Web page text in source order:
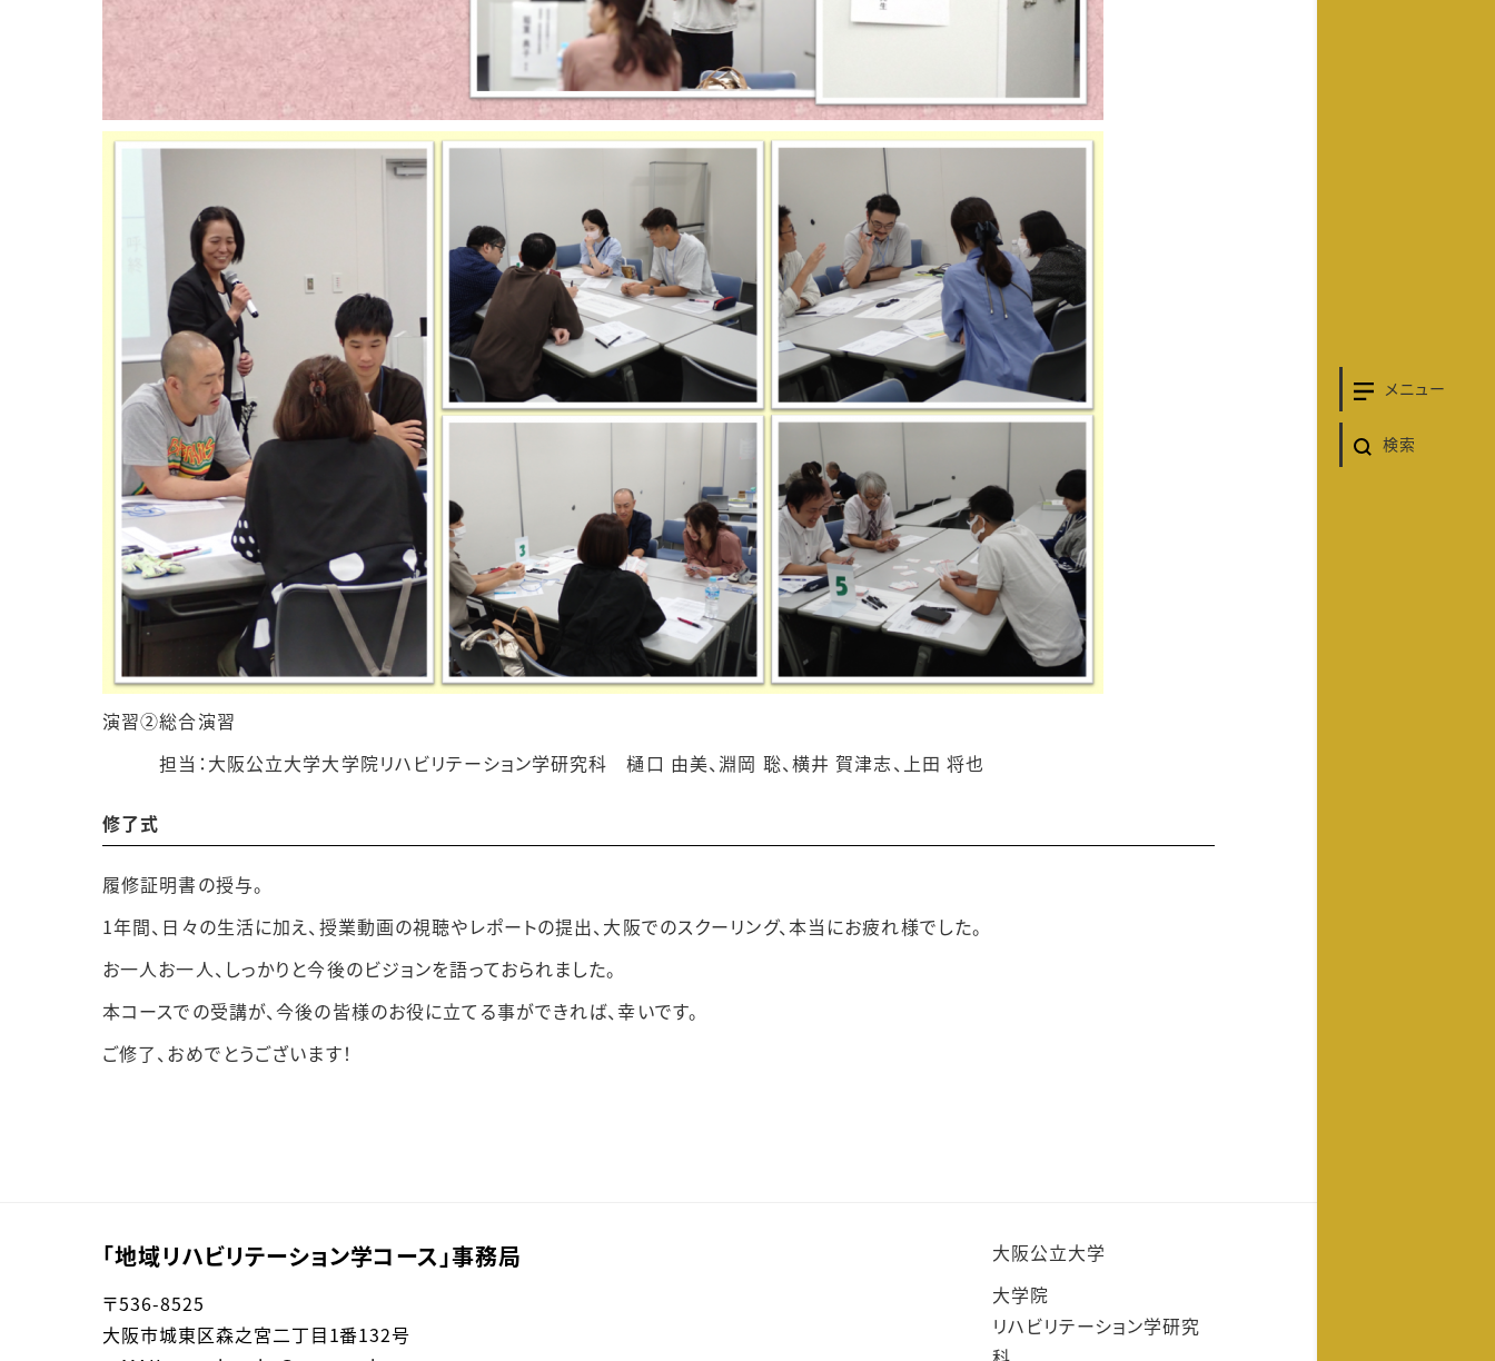
メニュー
検索
演習②総合演習
担当：大阪公立大学大学院リハビリテーション学研究科 樋口 由美、淵岡 聡、横井 賀津志、上田 将也
修了式
履修証明書の授与。
1年間、日々の生活に加え、授業動画の視聴やレポートの提出、大阪でのスクーリング、本当にお疲れ様でした。
お一人お一人、しっかりと今後のビジョンを語っておられました。
本コースでの受講が、今後の皆様のお役に立てる事ができれば、幸いです。
ご修了、おめでとうございます！
「地域リハビリテーション学コース」事務局
〒536-8525
大阪市城東区森之宮二丁目1番132号
大阪公立大学
大学院
リハビリテーション学研究